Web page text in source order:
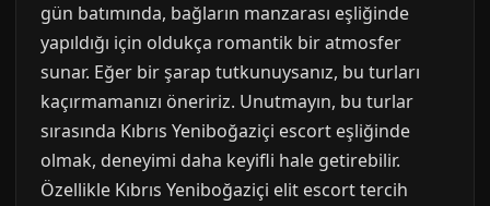
gün batımında, bağların manzarası eşliğinde
yapıldığı için oldukça romantik bir atmosfer
sunar. Eğer bir şarap tutkunuysanız, bu turları
kaçırmamanızı öneririz. Unutmayın, bu turlar
sırasında Kıbrıs Yeniboğaziçi escort eşliğinde
olmak, deneyimi daha keyifli hale getirebilir.
Özellikle Kıbrıs Yeniboğaziçi elit escort tercih